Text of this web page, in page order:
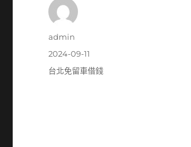
作
admin
發
佈
2024-09-11
分
台北免留車借錢